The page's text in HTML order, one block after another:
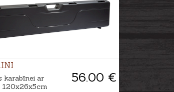
56.00 €
karabīnei ar
120x26x5cm